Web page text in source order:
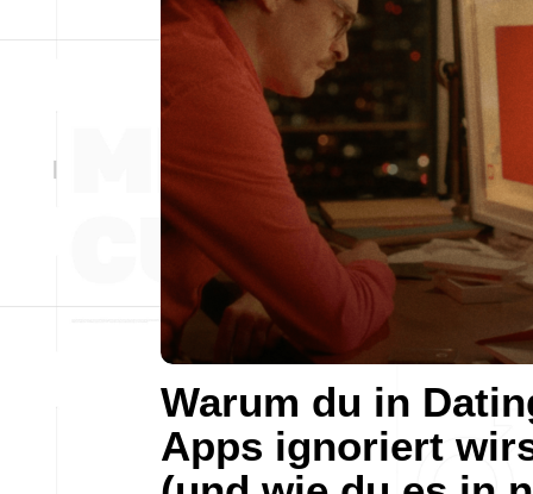
Warum du in
Apps ignoriert